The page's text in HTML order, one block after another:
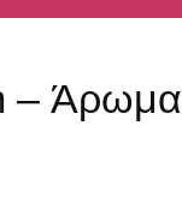
– Άρωμα